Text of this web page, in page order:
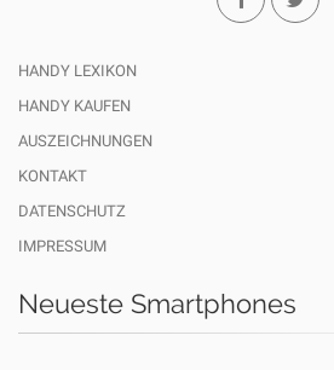
HANDY LEXIKON
HANDY KAUFEN
AUSZEICHNUNGEN
KONTAKT
DATENSCHUTZ
IMPRESSUM
Neueste Smartphones